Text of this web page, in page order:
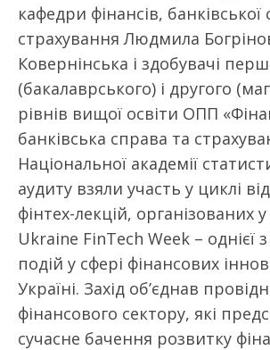
кафедри фінансів,
страхування Людмила
Ковернінська і здобувачі
(бакалаврського) і другого
рівнів вищої освіти ОПП
банківська справа та
Національної академії
аудиту взяли участь у циклі
фінтех-лекцій, організованих
Ukraine FinTech Week – однієї
подій у сфері фінансових
Україні. Захід об’єднав
фінансового сектору, які
сучасне бачення розвитку